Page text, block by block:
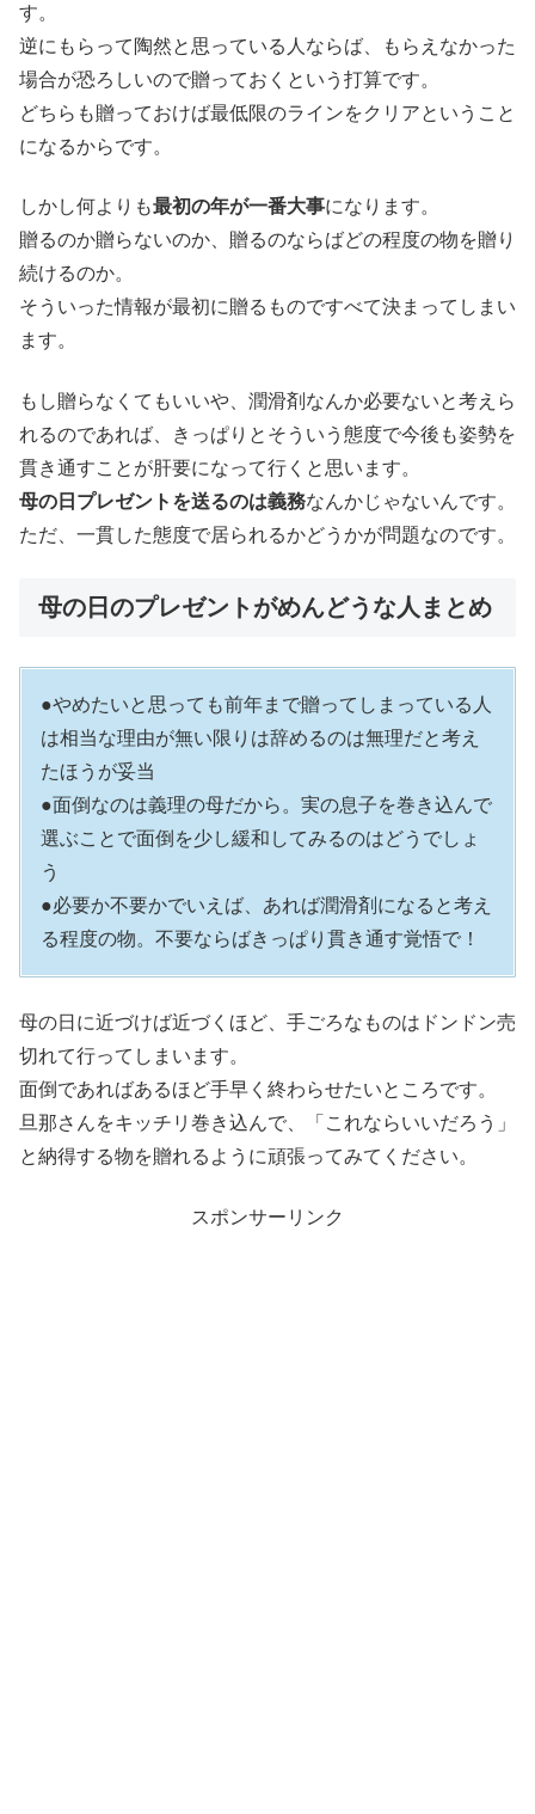
す。
逆にもらって陶然と思っている人ならば、もらえなかった
場合が恐ろしいので贈っておくという打算です。
どちらも贈っておけば最低限のラインをクリアということ
になるからです。
しかし何よりも最初の年が一番大事になります。
贈るのか贈らないのか、贈るのならばどの程度の物を贈り
続けるのか。
そういった情報が最初に贈るものですべて決まってしまい
ます。
もし贈らなくてもいいや、潤滑剤なんか必要ないと考えら
れるのであれば、きっぱりとそういう態度で今後も姿勢を
貫き通すことが肝要になって行くと思います。
母の日プレゼントを送るのは義務なんかじゃないんです。
ただ、一貫した態度で居られるかどうかが問題なのです。
母の日のプレゼントがめんどうな人まとめ
●やめたいと思っても前年まで贈ってしまっている人
は相当な理由が無い限りは辞めるのは無理だと考え
たほうが妥当
●面倒なのは義理の母だから。実の息子を巻き込んで
選ぶことで面倒を少し緩和してみるのはどうでしょ
う
●必要か不要かでいえば、あれば潤滑剤になると考え
る程度の物。不要ならばきっぱり貫き通す覚悟で！
母の日に近づけば近づくほど、手ごろなものはドンドン売
切れて行ってしまいます。
面倒であればあるほど手早く終わらせたいところです。
旦那さんをキッチリ巻き込んで、「これならいいだろう」
と納得する物を贈れるように頑張ってみてください。
スポンサーリンク